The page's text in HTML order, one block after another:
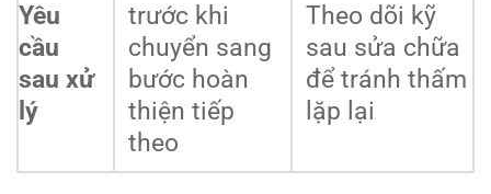
Yêu
cầu
sau xử
lý
trước khi
chuyển sang
bước hoàn
thiện tiếp
theo
Theo dõi kỹ
sau sửa chữa
để tránh thấm
lặp lại